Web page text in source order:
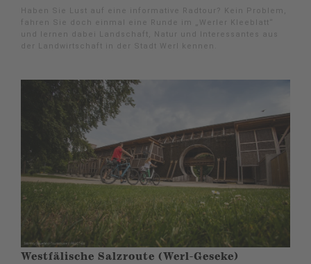
Haben Sie Lust auf eine informative Radtour? Kein Problem,
fahren Sie doch einmal eine Runde im „Werler Kleeblatt“
und lernen dabei Landschaft, Natur und Interessantes aus
der Landwirtschaft in der Stadt Werl kennen.
Westfälische Salzroute (Werl-Geseke)